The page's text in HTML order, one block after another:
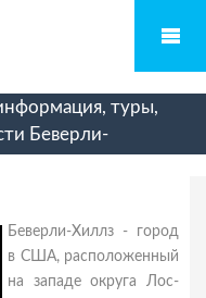
туры,
Беверли-
Беверли-Хиллз - город
в США, расположенный
на западе округа Лос-